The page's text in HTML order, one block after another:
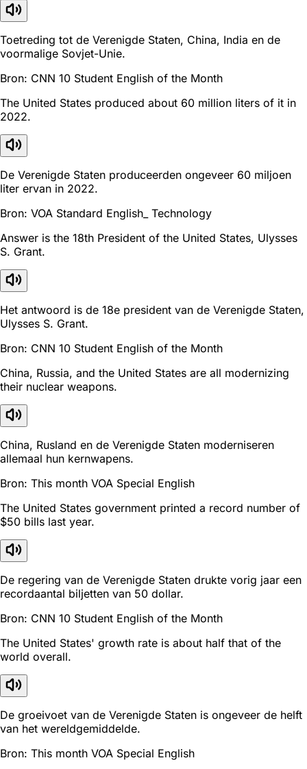
Toetreding tot de Verenigde Staten, China, India en de
voormalige Sovjet-Unie.
Bron: CNN 10 Student English of the Month
The United States produced about 60 million liters of it in
2022.
De Verenigde Staten produceerden ongeveer 60 miljoen
liter ervan in 2022.
Bron: VOA Standard English_ Technology
Answer is the 18th President of the United States, Ulysses
S. Grant.
Het antwoord is de 18e president van de Verenigde Staten,
Ulysses S. Grant.
Bron: CNN 10 Student English of the Month
China, Russia, and the United States are all modernizing
their nuclear weapons.
China, Rusland en de Verenigde Staten moderniseren
allemaal hun kernwapens.
Bron: This month VOA Special English
The United States government printed a record number of
$50 bills last year.
De regering van de Verenigde Staten drukte vorig jaar een
recordaantal biljetten van 50 dollar.
Bron: CNN 10 Student English of the Month
The United States' growth rate is about half that of the
world overall.
De groeivoet van de Verenigde Staten is ongeveer de helft
van het wereldgemiddelde.
Bron: This month VOA Special English